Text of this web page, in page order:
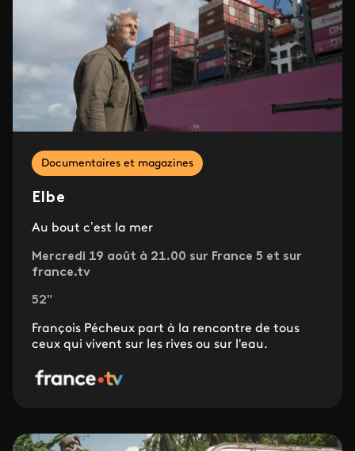
Documentaires et magazines
Elbe
Au bout c’est la mer
Mercredi 19 août à 21.00 sur France 5 et sur
france.tv
52"
François Pécheux part à la rencontre de tous
ceux qui vivent sur les rives ou sur l'eau.